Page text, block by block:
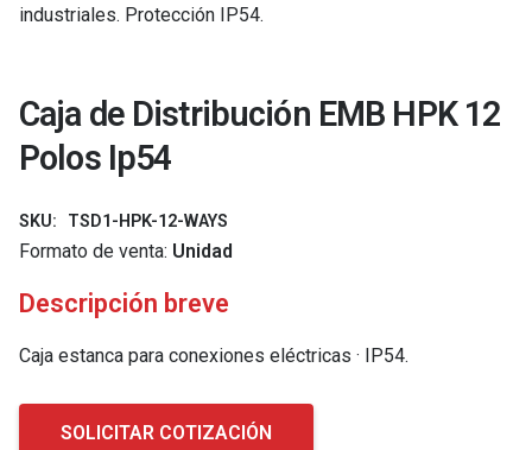
industriales. Protección IP54.
Caja de Distribución EMB HPK 12
Polos Ip54
SKU: TSD1-HPK-12-WAYS
Formato de venta: Unidad
Descripción breve
Caja estanca para conexiones eléctricas · IP54.
SOLICITAR COTIZACIÓN